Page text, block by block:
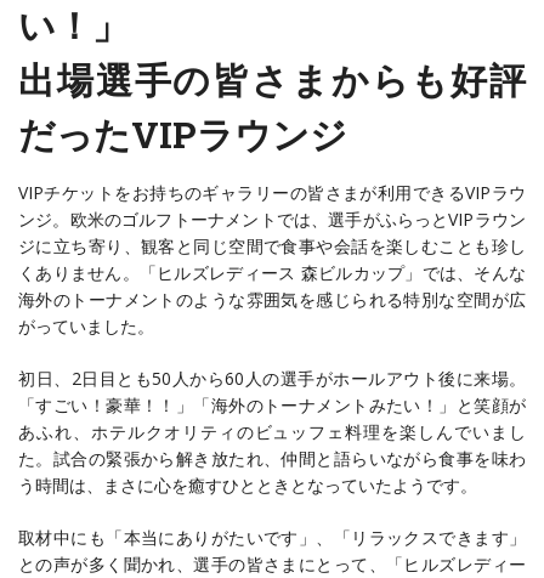
い！」
出場選手の皆さまからも好評
だったVIPラウンジ
VIPチケットをお持ちのギャラリーの皆さまが利用できるVIPラウ
ンジ。欧米のゴルフトーナメントでは、選手がふらっとVIPラウン
ジに立ち寄り、観客と同じ空間で食事や会話を楽しむことも珍し
くありません。「ヒルズレディース 森ビルカップ」では、そんな
海外のトーナメントのような雰囲気を感じられる特別な空間が広
がっていました。
初日、2日目とも50人から60人の選手がホールアウト後に来場。
「すごい！豪華！！」「海外のトーナメントみたい！」と笑顔が
あふれ、ホテルクオリティのビュッフェ料理を楽しんでいまし
た。試合の緊張から解き放たれ、仲間と語らいながら食事を味わ
う時間は、まさに心を癒すひとときとなっていたようです。
取材中にも「本当にありがたいです」、「リラックスできます」
との声が多く聞かれ、選手の皆さまにとって、「ヒルズレディー